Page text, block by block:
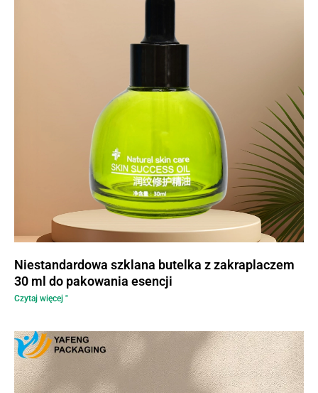
Niestandardowa szklana butelka z zakraplaczem
30 ml do pakowania esencji
Czytaj więcej "